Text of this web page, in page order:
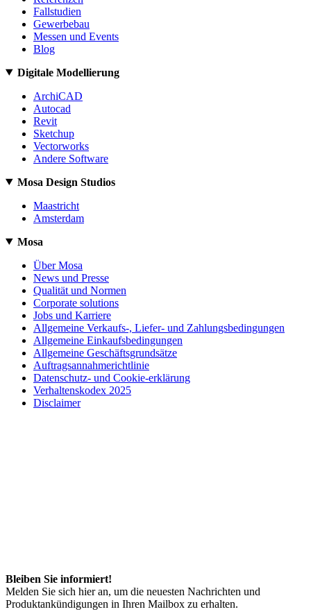
Fallstudien
Gewerbebau
Messen und Events
Blog
Digitale Modellierung
ArchiCAD
Autocad
Revit
Sketchup
Vectorworks
Andere Software
Mosa Design Studios
Maastricht
Amsterdam
Mosa
Über Mosa
News und Presse
Qualität und Normen
Corporate solutions
Jobs und Karriere
Allgemeine Verkaufs-, Liefer- und Zahlungsbedingungen
Allgemeine Einkaufsbedingungen
Allgemeine Geschäftsgrundsätze
Auftragsannahmerichtlinie
Datenschutz- und Cookie-erklärung
Verhaltenskodex 2025
Disclaimer
Bleiben Sie informiert!
Melden Sie sich hier an, um die neuesten Nachrichten und
Produktankündigungen in Ihren Mailbox zu erhalten.